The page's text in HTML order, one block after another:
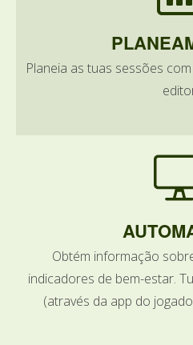
Planeia as tuas sessões
Obtém informação
indicadores de bem-estar.
(através da app do